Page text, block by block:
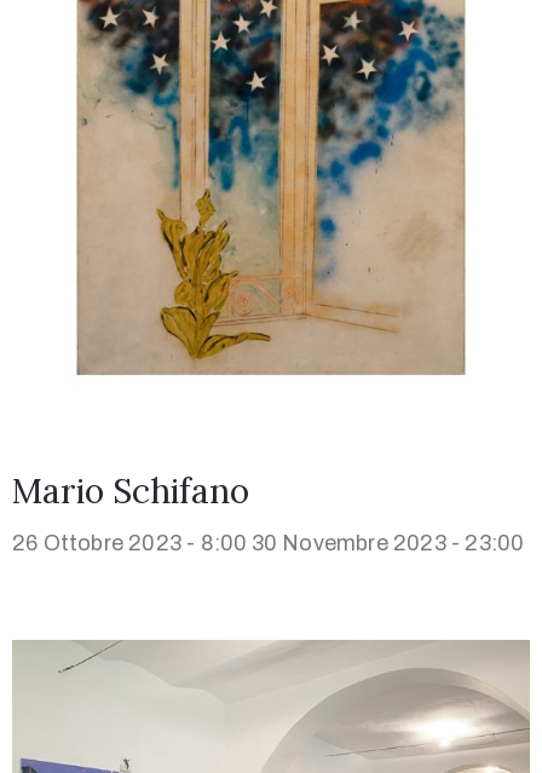
Mario Schifano
26 Ottobre 2023 - 8:00 30 Novembre 2023 - 23:00